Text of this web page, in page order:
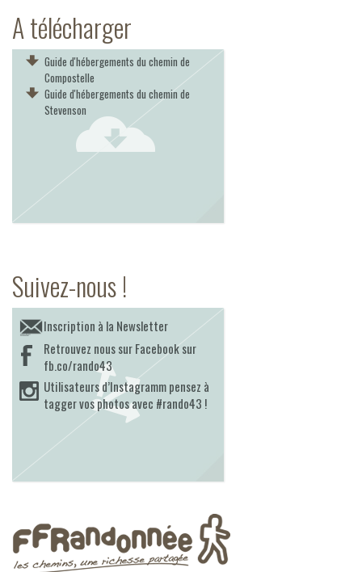
A télécharger
Guide d'hébergements du chemin de
Compostelle
Guide d'hébergements du chemin de
Stevenson
Suivez-nous !
Inscription à la Newsletter
Retrouvez nous sur Facebook sur
fb.co/rando43
Utilisateurs d’Instagramm pensez à
tagger vos photos avec #rando43 !